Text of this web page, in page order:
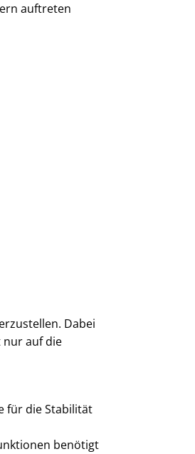
auftreten
Dabei
nur auf die
für die Stabilität
benötigt